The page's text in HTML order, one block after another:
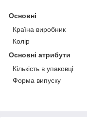
Основні
Країна виробник
Колір
Основні атрибути
Кількість в упаковці
Форма випуску